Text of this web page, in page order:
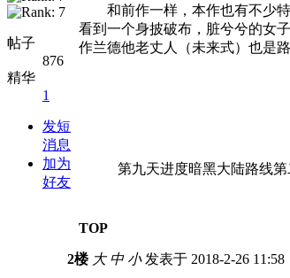
帖子
876
精华
1
发短
消息
加为
好友
和前作一样，本作也有不少
看到一个身披破布，脏兮兮的女
作兰德他老丈人（未来式）也是
第九天进度暗黑大陆路线第
TOP
2楼 大 中 小发表于 2018-2-26 11:58